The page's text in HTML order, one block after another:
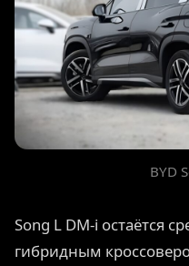
BYD
Song L DM-i остаётся
гибридным